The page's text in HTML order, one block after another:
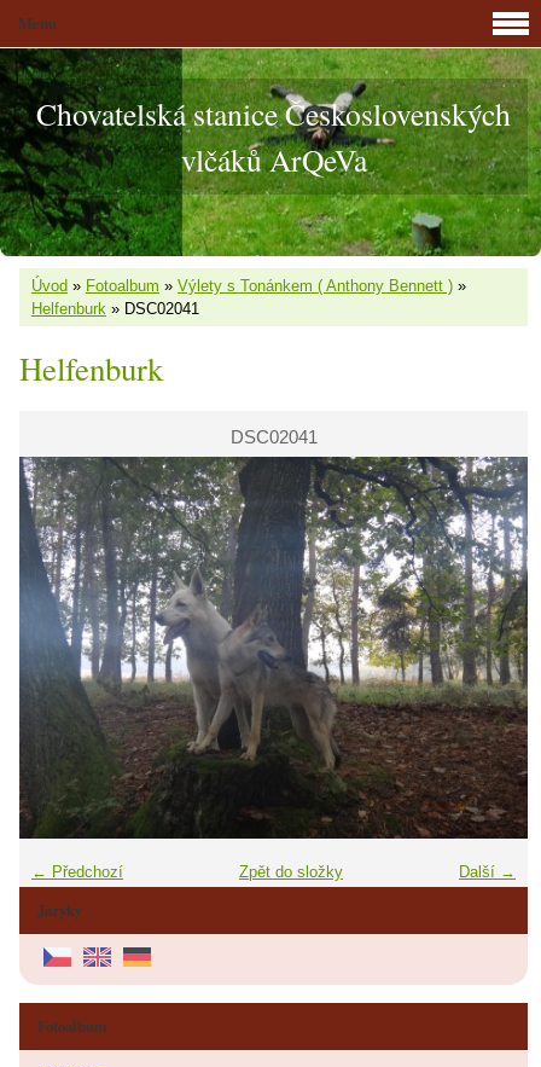
Chovatelská stanice Československých
vlčáků ArQeVa
Úvod » Fotoalbum » Výlety s Tonánkem ( Anthony Bennett ) »
Helfenburk » DSC02041
Helfenburk
DSC02041
← Předchozí Další →
Zpět do složky
Jazyky
Menu
Fotoalbum